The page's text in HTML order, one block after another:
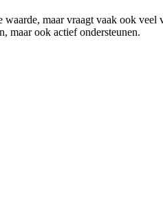
maar vraagt vaak ook veel
maar ook actief ondersteunen.